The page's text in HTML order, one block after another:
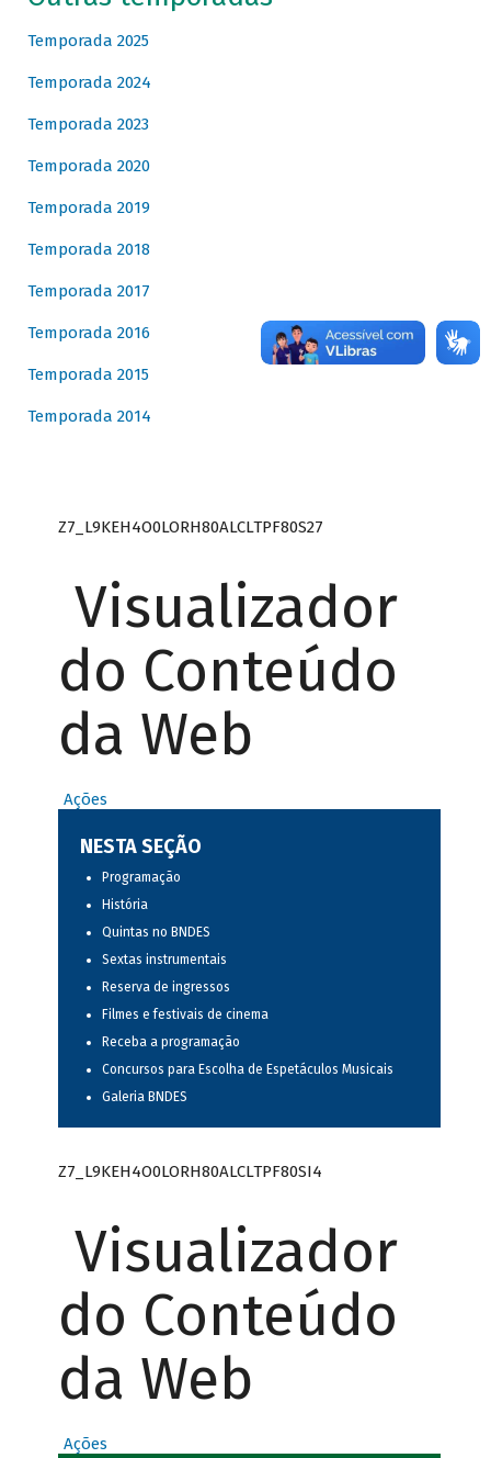
Temporada 2025
Temporada 2024
Temporada 2023
Temporada 2020
Temporada 2019
Temporada 2018
Temporada 2017
Temporada 2016
Temporada 2015
Temporada 2014
Z7_L9KEH4O0LORH80ALCLTPF80S27
Visualizador
do Conteúdo
da Web
Ações
NESTA SEÇÃO
Programação
História
Quintas no BNDES
Sextas instrumentais
Reserva de ingressos
Filmes e festivais de cinema
Receba a programação
Concursos para Escolha de Espetáculos Musicais
Galeria BNDES
Z7_L9KEH4O0LORH80ALCLTPF80SI4
Visualizador
do Conteúdo
da Web
Ações